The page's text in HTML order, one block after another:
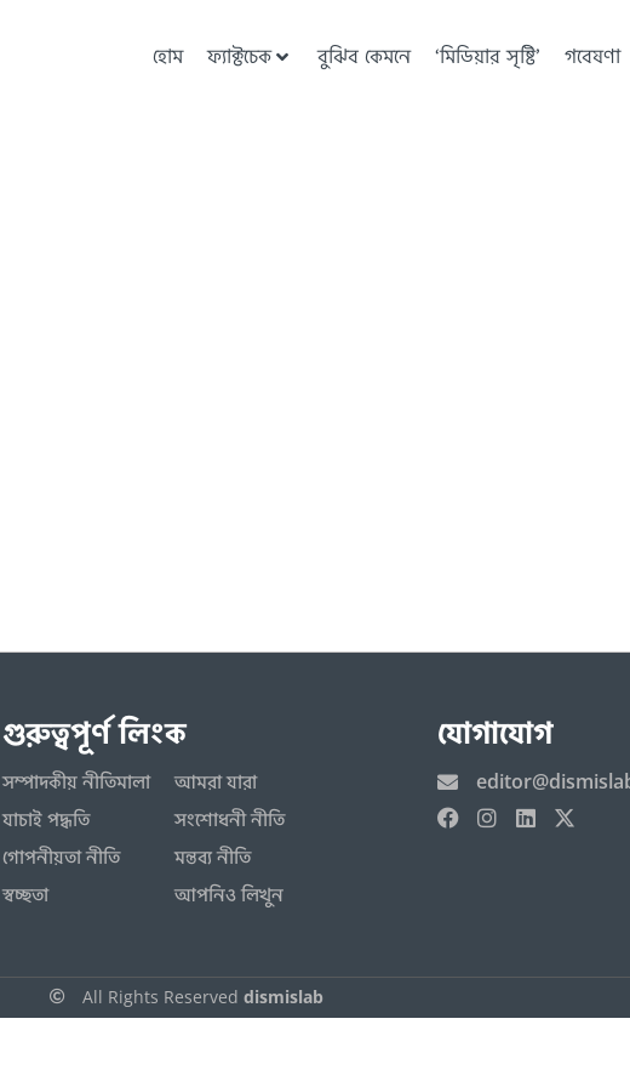
হোম ফ্যাক্টচেক বুঝিব কেমনে ‘মিডিয়ার সৃষ্টি’ গবেষণা
গুরুত্বপূর্ণ লিংক
সম্পাদকীয় নীতিমালা
যাচাই পদ্ধতি
গোপনীয়তা নীতি
স্বচ্ছতা
আমরা যারা
সংশোধনী নীতি
মন্তব্য নীতি
আপনিও লিখুন
যোগাযোগ
All Rights Reserved dismislab